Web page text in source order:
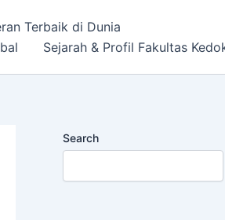
Terbaik di Dunia
Sejarah & Profil Fakultas
Search